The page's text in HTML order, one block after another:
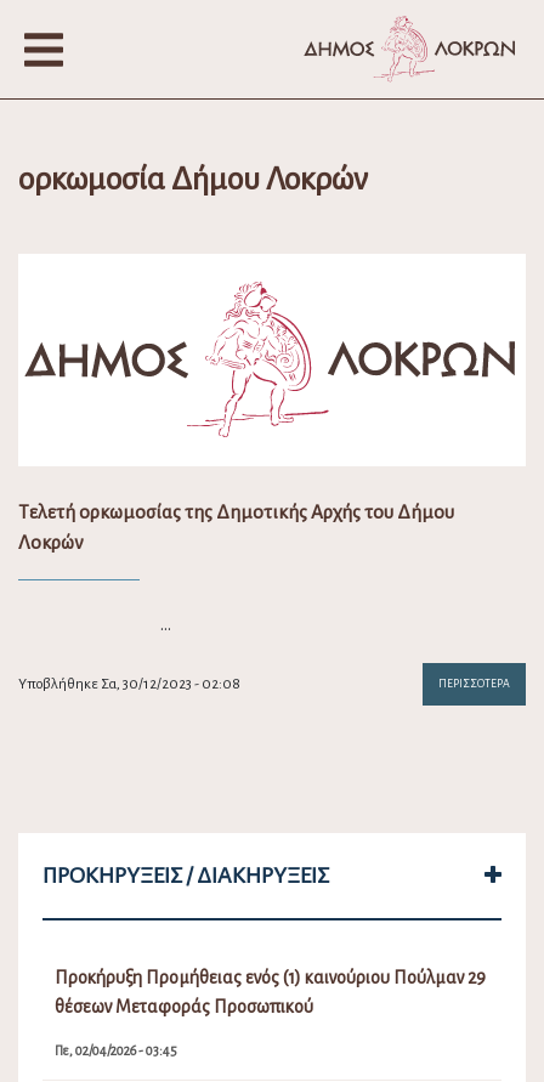
ορκωμοσία Δήμου Λοκρών
Τελετή ορκωμοσίας της Δημοτικής Αρχής του Δήμου
Λοκρών
…
Υποβλήθηκε Σα, 30/12/2023 - 02:08 ΠΕΡΙΣΣΌΤΕΡΑ
ΠΡΟΚΗΡΎΞΕΙΣ / ΔΙΑΚΗΡΎΞΕΙΣ
Προκήρυξη Προμήθειας ενός (1) καινούριου Πούλμαν 29
θέσεων Μεταφοράς Προσωπικού
Πε, 02/04/2026 - 03:45